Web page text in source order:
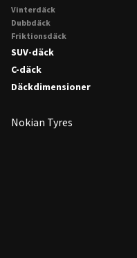
Vinterdäck
Dubbdäck
Friktionsdäck
SUV-däck
C-däck
Däckdimensioner
Nokian Tyres